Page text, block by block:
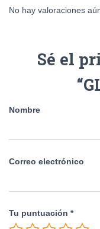
No hay valoraciones
Sé el
Nombre
Correo electrónico
Tu puntuación *